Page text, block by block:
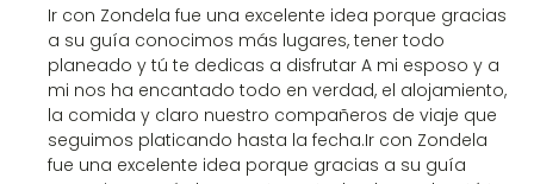
Ir con Zondela fue una excelente idea porque gracias
a su guía conocimos más lugares, tener todo
planeado y tú te dedicas a disfrutar A mi esposo y a
mi nos ha encantado todo en verdad, el alojamiento,
la comida y claro nuestro compañeros de viaje que
seguimos platicando hasta la fecha.Ir con Zondela
fue una excelente idea porque gracias a su guía